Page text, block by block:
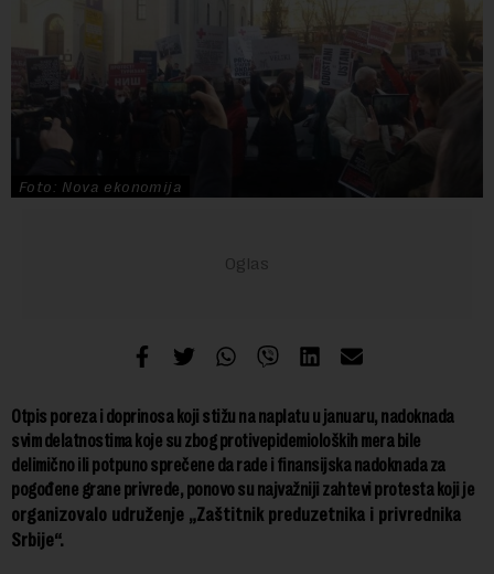
Foto: Nova ekonomija
Otpis poreza i doprinosa koji stižu na naplatu u januaru, nadoknada
svim delatnostima koje su zbog protivepidemioloških mera bile
delimično ili potpuno sprečene da rade i finansijska nadoknada za
pogođene grane privrede, ponovo su najvažniji zahtevi protesta koji je
organizovalo udruženje „Zaštitnik preduzetnika i privrednika
Srbije“.